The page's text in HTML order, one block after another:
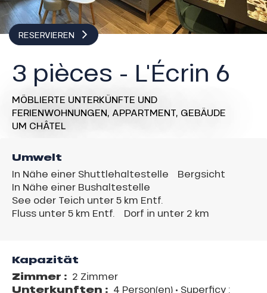
RESERVIEREN
3 pièces - L'Écrin 6
MÖBLIERTE UNTERKÜNFTE UND
FERIENWOHNUNGEN, APPARTMENT, GEBÄUDE
UM CHÂTEL
Umwelt
In Nähe einer Shuttlehaltestelle
Bergsicht
In Nähe einer Bushaltestelle
See oder Teich unter 5 km Entf.
Fluss unter 5 km Entf.
Dorf in unter 2 km
Kapazität
Zimmer : 2 Zimmer
Unterkunften : 4 Person(en) • Superficy :